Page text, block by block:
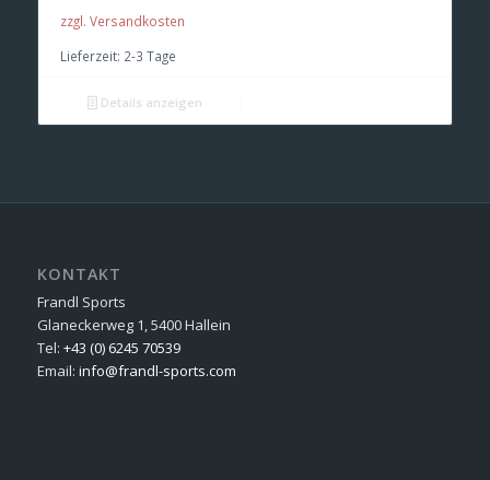
€ 10,20 € 9,69.
zzgl. Versandkosten
Lieferzeit: 2-3 Tage
Details anzeigen
KONTAKT
Frandl Sports
Glaneckerweg 1, 5400 Hallein
Tel: +43 (0) 6245 70539
Email: info@frandl-sports.com